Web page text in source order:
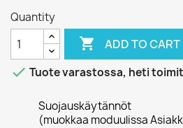
Quantity
 ADD TO CART
 Tuote varastossa, heti
Suojauskäytännöt
(muokkaa moduulissa